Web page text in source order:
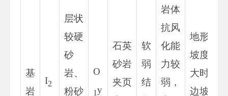
基
岩
I2
层状
较硬
砂
岩、
粉砂
O
1y
石英
砂岩
夹页
软
弱
结
岩体
抗风
化能
力较
弱，
地形
坡度
大时
边坡